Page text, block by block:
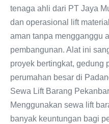
tenaga ahli dari PT Jaya
dan operasional lift
aman tanpa mengganggu
pembangunan. Alat ini
proyek bertingkat, gedung
perumahan besar di
Sewa Lift Barang
Menggunakan sewa lift
banyak keuntungan bagi